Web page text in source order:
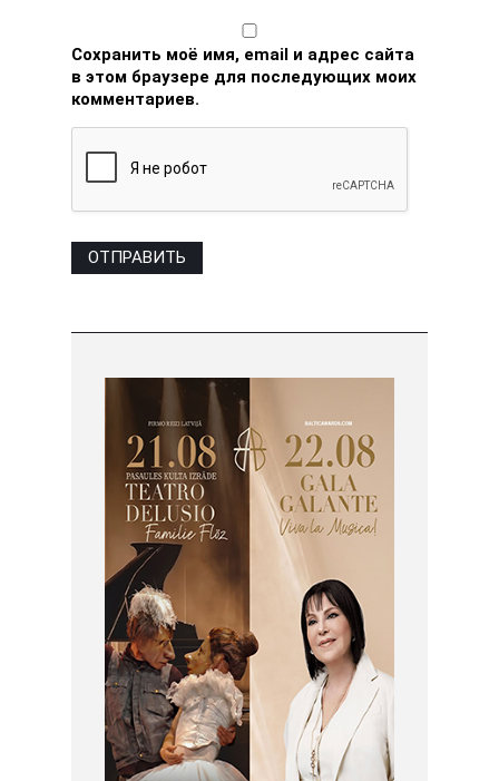
Сохранить моё имя, email и адрес сайта
в этом браузере для последующих моих
комментариев.